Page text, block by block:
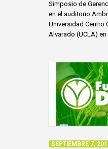
Simposio de
en el auditorio
Universidad Centro
Alvarado (UCLA)
SEPTIEMBRE 7,